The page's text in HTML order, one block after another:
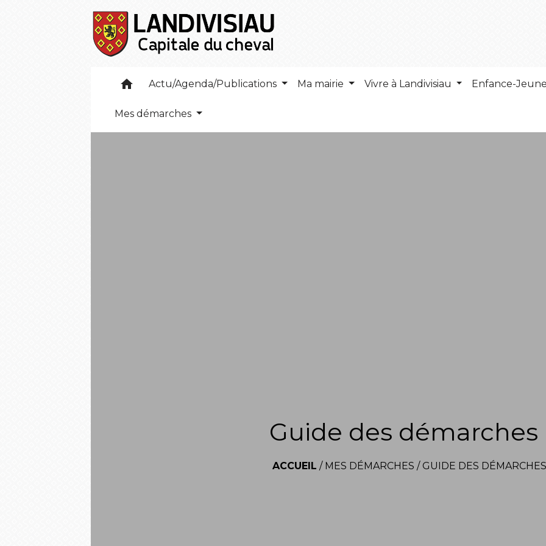
home Actu/Agenda/Publications Ma mairie Vivre à Landivisiau Enfance-
Mes démarches
Guide des démarches
ACCUEIL / MES DÉMARCHES / GUIDE DES DÉMARCHES